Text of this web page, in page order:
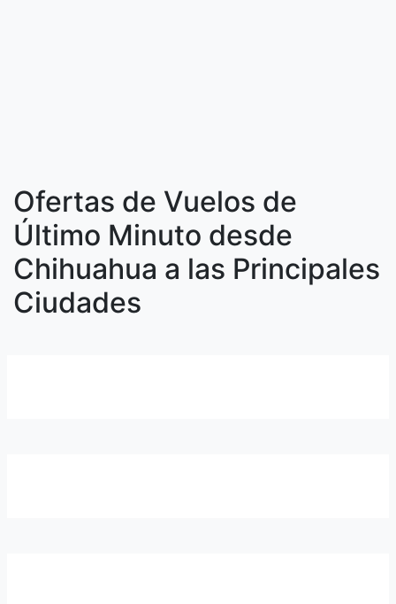
Ofertas de Vuelos de
Último Minuto desde
Chihuahua a las Principales
Ciudades